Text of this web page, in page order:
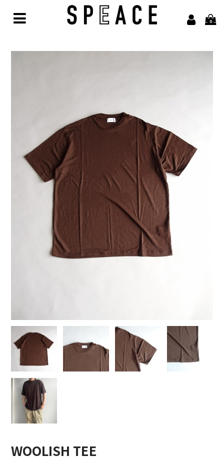
0
asics【アシックス】
awasa【アワサ】
BARAILLE＆GARMENTS【バライルアンドガーメンツ】
凹凸bocodeco【ボコデコ 】
COMESANDGOES【カムズアンドゴーズ】
COTTON PAN【コットンパン】
Garden of eden【ガーデン オブ エデン】
HAAL【ハール】
HARROGATE【ハロゲイト】
INTERIM【インテリム】
ITTI【イッチ】
WOOLISH TEE